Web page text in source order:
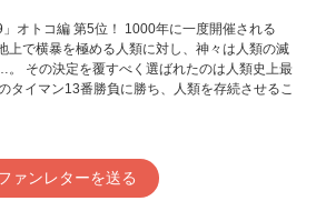
」オトコ編 第5位！ 1000年に一度開催される
上で横暴を極める人類に対し、神々は人類の滅
その決定を覆すべく選ばれたのは人類史上最
タイマン13番勝負に勝ち、人類を存続させるこ
ァンレターを送る